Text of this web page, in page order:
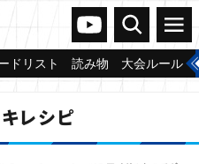
ヴァンガードch
検索 メニュー
ドリスト 読み物 大会ルール
レシピ